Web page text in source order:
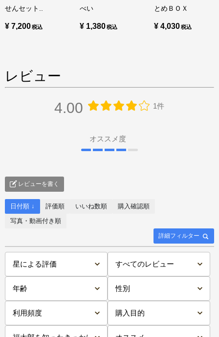
せんセット..
¥ 7,200
べい
¥ 1,380
とめＢＯＸ
¥ 4,030
レビュー
4.00 1件
オススメ度
レビューを書く
詳細フィルター
日付順 ↓ 評価順 いいね数順
購入確認順
写真・動画付き順